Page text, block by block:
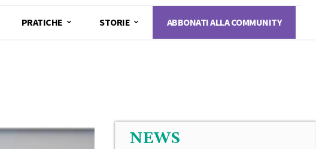
PRATICHE STORIE ABBONATI ALLA COMMUNITY
NEWS